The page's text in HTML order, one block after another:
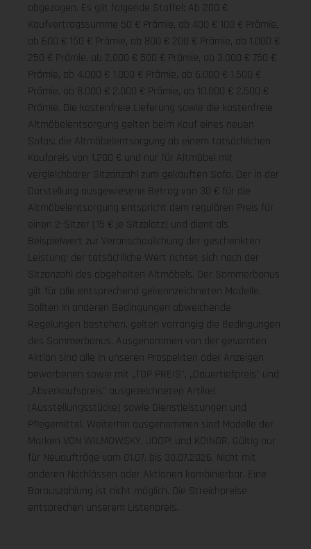
abgezogen. Es gilt folgende Staffel: Ab 200 €
Kaufvertragssumme 50 € Prämie, ab 400 € 100 € Prämie,
ab 600 € 150 € Prämie, ab 800 € 200 € Prämie, ab 1.000 €
250 € Prämie, ab 2.000 € 500 € Prämie, ab 3.000 € 750 €
Prämie, ab 4.000 € 1.000 € Prämie, ab 6.000 € 1.500 €
Prämie, ab 8.000 € 2.000 € Prämie, ab 10.000 € 2.500 €
Prämie. Die kostenfreie Lieferung sowie die kostenfreie
Altmöbelentsorgung gelten beim Kauf eines neuen
Sofas; die Altmöbelentsorgung ab einem tatsächlichen
Kaufpreis von 1.200 € und nur für Altmöbel mit
vergleichbarer Sitzanzahl zum gekauften Sofa. Der in der
Darstellung ausgewiesene Betrag von 30 € für die
Altmöbelentsorgung entspricht dem regulären Preis für
einen 2-Sitzer (15 € je Sitzplatz) und dient als
Beispielwert zur Veranschaulichung der geschenkten
Leistung; der tatsächliche Wert richtet sich nach der
Sitzanzahl des abgeholten Altmöbels. Der Sommerbonus
gilt für alle entsprechend gekennzeichneten Modelle.
Sollten in anderen Bedingungen abweichende
Regelungen bestehen, gelten vorrangig die Bedingungen
des Sommerbonus. Ausgenommen von der gesamten
Aktion sind alle in unseren Prospekten oder Anzeigen
beworbenen sowie mit „TOP PREIS", „Dauertiefpreis" und
„Abverkaufspreis" ausgezeichneten Artikel
(Ausstellungsstücke) sowie Dienstleistungen und
Pflegemittel. Weiterhin ausgenommen sind Modelle der
Marken VON WILMOWSKY, JOOP! und KOINOR. Gültig nur
für Neuaufträge vom 01.07. bis 30.07.2026. Nicht mit
anderen Nachlässen oder Aktionen kombinierbar. Eine
Barauszahlung ist nicht möglich. Die Streichpreise
entsprechen unserem Listenpreis.